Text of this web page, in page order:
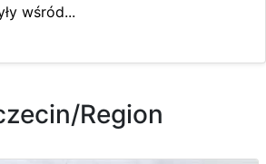
wśród...
Region